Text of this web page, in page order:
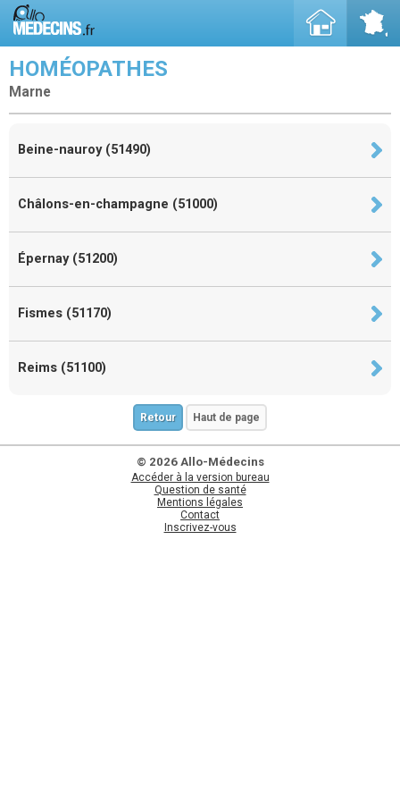
HOMÉOPATHES
Marne
Beine-nauroy (51490)
Châlons-en-champagne (51000)
Épernay (51200)
Fismes (51170)
Reims (51100)
Retour Haut de page
© 2026 Allo-Médecins
Accéder à la version bureau
Question de santé
Mentions légales
Contact
Inscrivez-vous